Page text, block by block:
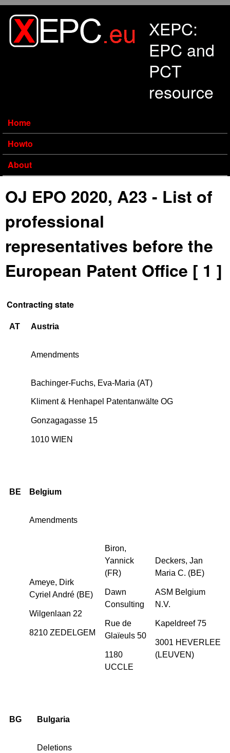
XEPC:
EPC and
PCT
resource
Home
Howto
About
OJ EPO 2020, A23 - List of
professional
representatives before the
European Patent Office [ 1 ]
Contracting state
AT Austria
Amendments
Bachinger-Fuchs, Eva-Maria (AT)
Kliment & Henhapel Patentanwälte OG
Gonzagagasse 15
1010 WIEN
BE Belgium
Amendments
Ameye, Dirk
Cyriel André (BE)
Wilgenlaan 22
8210 ZEDELGEM
Biron,
Yannick
(FR)
Dawn
Consulting
Rue de
Glaïeuls 50
1180
UCCLE
Deckers, Jan
Maria C. (BE)
ASM Belgium
N.V.
Kapeldreef 75
3001 HEVERLEE
(LEUVEN)
BG Bulgaria
Deletions